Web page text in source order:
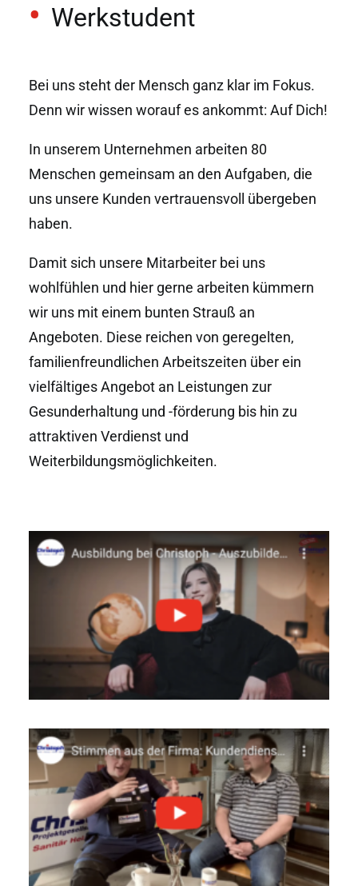
Werkstudent
Bei uns steht der Mensch ganz klar im Fokus.
Denn wir wissen worauf es ankommt: Auf Dich!
In unserem Unternehmen arbeiten 80
Menschen gemeinsam an den Aufgaben, die
uns unsere Kunden vertrauensvoll übergeben
haben.
Damit sich unsere Mitarbeiter bei uns
wohlfühlen und hier gerne arbeiten kümmern
wir uns mit einem bunten Strauß an
Angeboten. Diese reichen von geregelten,
familienfreundlichen Arbeitszeiten über ein
vielfältiges Angebot an Leistungen zur
Gesunderhaltung und -förderung bis hin zu
attraktiven Verdienst und
Weiterbildungsmöglichkeiten.